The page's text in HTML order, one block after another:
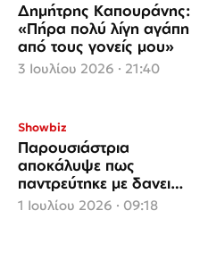
Δημήτρης Καπουράνης:
«Πήρα πολύ λίγη αγάπη
από τους γονείς μου»
3 Ιουλίου 2026 · 21:40
Showbiz
Παρουσιάστρια
αποκάλυψε πως
παντρεύτηκε με δανεικά
στέφανα και τις βέρες
1 Ιουλίου 2026 · 09:18